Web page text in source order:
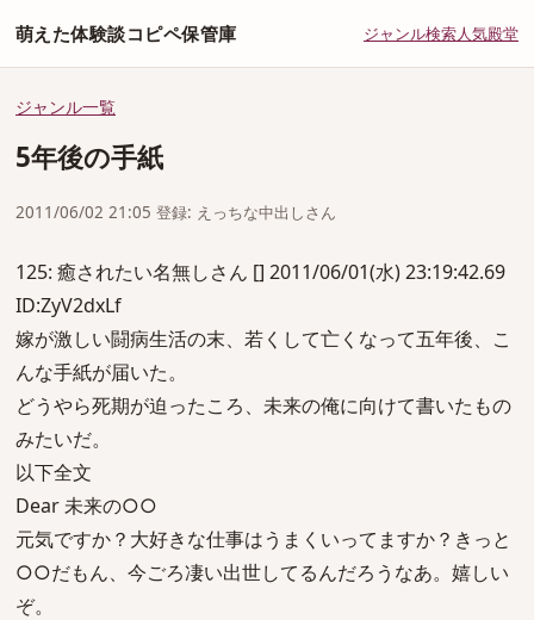
萌えた体験談コピペ保管庫 ジャンル検索人気殿堂
ジャンル一覧
5年後の手紙
2011/06/02 21:05 登録: えっちな中出しさん
125: 癒されたい名無しさん [] 2011/06/01(水) 23:19:42.69
ID:ZyV2dxLf
嫁が激しい闘病生活の末、若くして亡くなって五年後、こ
んな手紙が届いた。
どうやら死期が迫ったころ、未来の俺に向けて書いたもの
みたいだ。
以下全文
Dear 未来の○○
元気ですか？大好きな仕事はうまくいってますか？きっと
○○だもん、今ごろ凄い出世してるんだろうなあ。嬉しい
ぞ。